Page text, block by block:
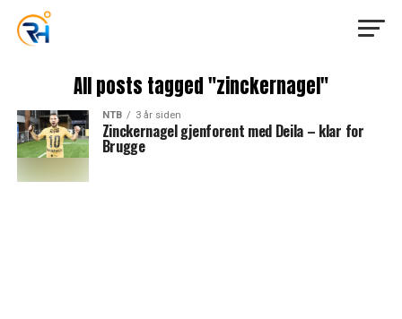
All posts tagged "zinckernagel"
NTB 3 år siden
Zinckernagel gjenforent med Deila – klar for
Brugge